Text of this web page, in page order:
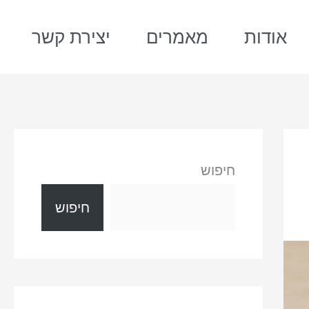
אודות מאמרים יצירת קשר
חיפוש
חיפוש